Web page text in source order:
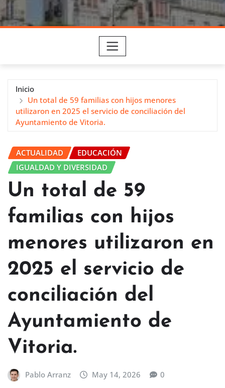
Inicio
Un total de 59 familias con hijos menores
utilizaron en 2025 el servicio de conciliación del
Ayuntamiento de Vitoria.
ACTUALIDAD
EDUCACIÓN
IGUALDAD Y DIVERSIDAD
Un total de 59
familias con hijos
menores utilizaron en
2025 el servicio de
conciliación del
Ayuntamiento de
Vitoria.
Pablo Arranz May 14, 2026 0